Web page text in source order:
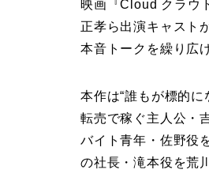
映画『Cloud クラウ
正孝ら出演キャスト
本音トークを繰り広
本作は“誰もが標的
転売で稼ぐ主人公・
バイト青年・佐野役
の社長・滝本役を荒